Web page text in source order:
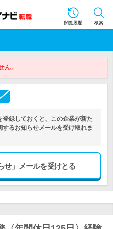
閲覧履歴 検索
ん。
登録しておくと、この企業が新た
るお知らせメールを受け取れま
せ」メールを受けとる